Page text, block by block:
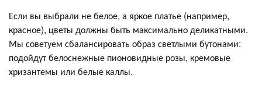
Если вы выбрали не белое, а яркое платье (например,
красное), цветы должны быть максимально деликатными.
Мы советуем сбалансировать образ светлыми бутонами:
подойдут белоснежные пионовидные розы, кремовые
хризантемы или белые каллы.